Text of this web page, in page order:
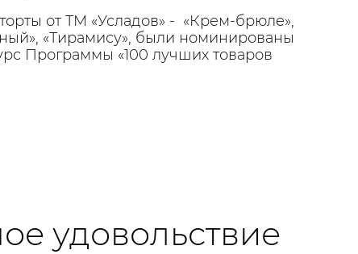
от ТМ «Усладов» - «Крем-брюле»,
«Тирамису», были номинированы
Программы «100 лучших товаров
удовольствие